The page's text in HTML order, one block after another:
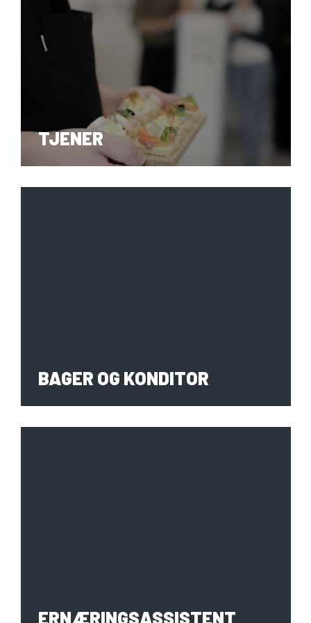
TJENER
TJENER
BAGER OG KONDITOR
ERNÆRINGSASSISTENT